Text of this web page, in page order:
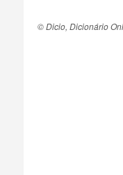
© Dicio, Dicionário